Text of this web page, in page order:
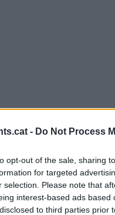
- Do Not Process
opt-out of the sale, sharing
for targeted
selection. Please note that
interest-based ads
to third parties prior